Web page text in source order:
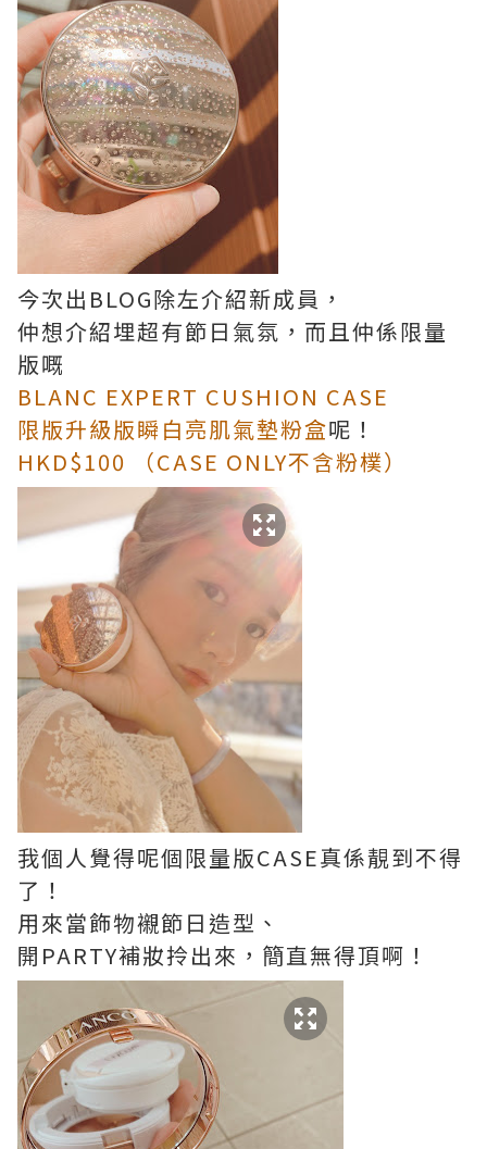
今次出BLOG除左介紹新成員，
仲想介紹埋超有節日氣氛，而且仲係限量
版嘅
BLANC EXPERT CUSHION CASE
限版升級版瞬白亮肌氣墊粉盒呢！
HKD$100 （CASE ONLY不含粉樸）
我個人覺得呢個限量版CASE真係靚到不得
了！
用來當飾物襯節日造型、
開PARTY補妝拎出來，簡直無得頂啊！